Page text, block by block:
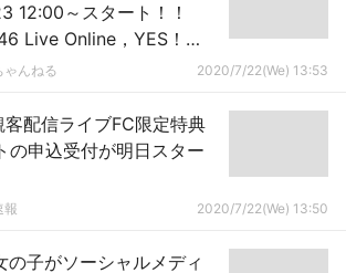
12:00～スタート！！
Live Online，YES！
ゃんねる 2020/7/22(We) 13:53
客配信ライブFC限定特典
の申込受付が明日スター
報 2020/7/22(We) 13:50
の子がソーシャルメディ